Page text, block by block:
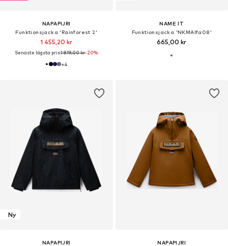
NAPAPIJRI
Funktionsjacka 'Rainforest 2'
1 455,20 kr
Senaste lägsta pris:1 819,00 kr-20%
+4
NAME IT
Funktionsjacka 'NKMAlfa08'
665,00 kr
Ny
NAPAPIJRI NAPAPIJRI